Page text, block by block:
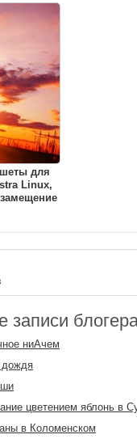
для
Linux,
ниАчем
дождя
цветением яблонь в
в Коломенском